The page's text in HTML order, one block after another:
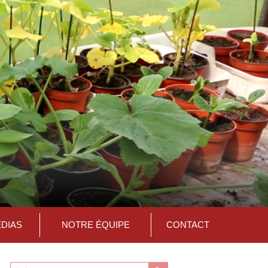
NOTRE ÉQUIPE CONTACT